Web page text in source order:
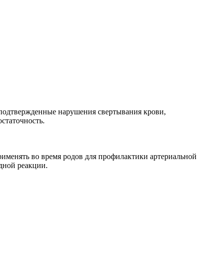
нарушения свертывания крови,
во время родов для профилактики артериальной
реакции.